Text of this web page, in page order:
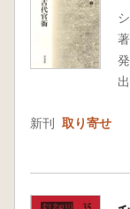
新刊 取り寄せ